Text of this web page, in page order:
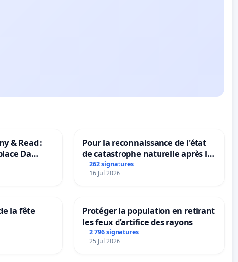
& Read :
Da
Pour la reconnaissance de l'état
de catastrophe naturelle après la
grêle du 15 juillet 2026 à Aubenas
et ses alentours
262 signatures
16 Jul 2026
la fête
Protéger la population en retirant
les feux d’artifice des rayons
2 796 signatures
25 Jul 2026